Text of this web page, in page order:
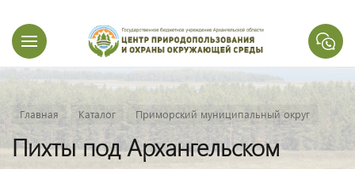
Главная Каталог Приморский муниципальный округ
Пихты под Архангельском